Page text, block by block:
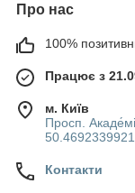
Про нас
100%
Працює з
м. Київ
Просп.
Контакти